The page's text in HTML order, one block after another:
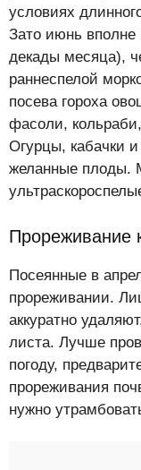
условиях
Зато июнь
декады месяца),
раннеспелой
посева гороха
фасоли,
Огурцы, кабачки
желанные плоды.
Прореживание
Посеянные в
прореживании.
аккуратно
листа. Лучше
погоду,
прореживания
нужно